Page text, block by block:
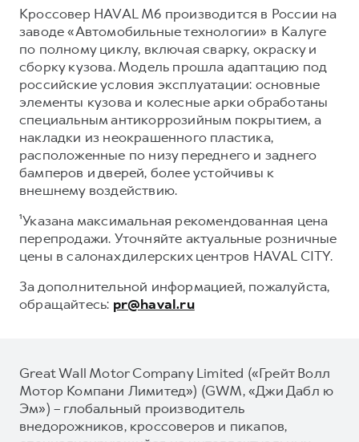
Кроссовер HAVAL M6 производится в России на
заводе «Автомобильные технологии» в Калуге
по полному циклу, включая сварку, окраску и
сборку кузова. Модель прошла адаптацию под
российские условия эксплуатации: основные
элементы кузова и колесные арки обработаны
специальным антикоррозийным покрытием, а
накладки из неокрашенного пластика,
расположенные по низу переднего и заднего
бамперов и дверей, более устойчивы к
внешнему воздействию.
¹Указана максимальная рекомендованная цена
перепродажи. Уточняйте актуальные розничные
цены в салонах дилерских центров HAVAL CITY.
За дополнительной информацией, пожалуйста,
обращайтесь: pr@haval.ru
Great Wall Motor Company Limited («Грейт Волл
Мотор Компани Лимитед») (GWM, «Джи Дабл ю
Эм») – глобальный производитель
внедорожников, кроссоверов и пикапов,